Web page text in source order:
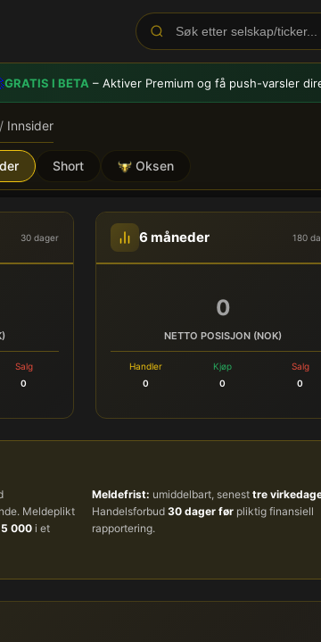
GRATIS I BETA – Aktiver Premium og få push-varsler
/ Innsider
Short Oksen
FINTECH (HUDL) -
30 dager
Salg
0
6 måneder 180
0
NETTO POSISJON (NOK)
Handler
0
Kjøp
0
Salg
0
Meldeplikt
5 000i et
Meldefrist: umiddelbart, senest tre
Handelsforbud 30 dager før pliktig finansiell
rapportering.